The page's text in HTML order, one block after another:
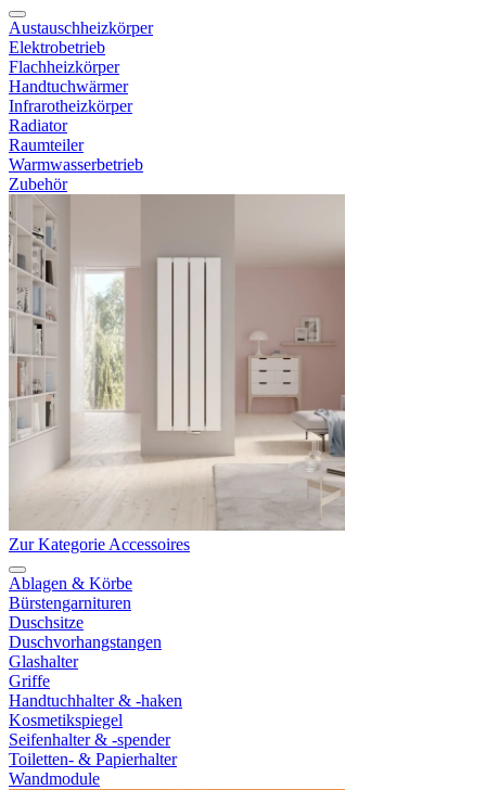
Austauschheizkörper
Elektrobetrieb
Flachheizkörper
Handtuchwärmer
Infrarotheizkörper
Radiator
Raumteiler
Warmwasserbetrieb
Zubehör
Zur Kategorie Accessoires
Ablagen & Körbe
Bürstengarnituren
Duschsitze
Duschvorhangstangen
Glashalter
Griffe
Handtuchhalter & -haken
Kosmetikspiegel
Seifenhalter & -spender
Toiletten- & Papierhalter
Wandmodule